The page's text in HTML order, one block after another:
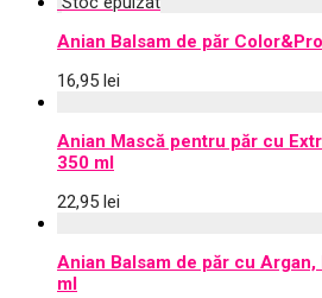
Anian Balsam de păr
16,95 lei
Anian Mască pentru păr cu
350 ml
22,95 lei
Anian Balsam de păr cu
ml